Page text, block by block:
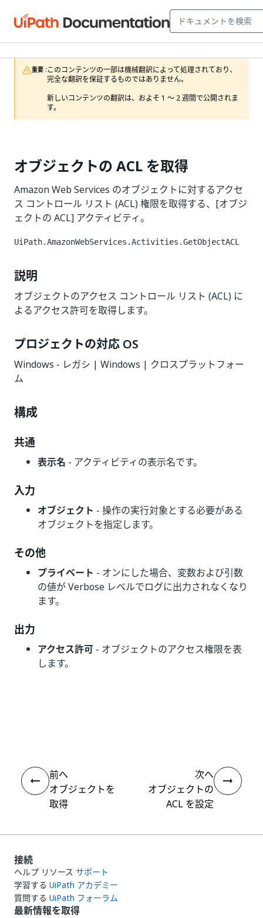
重要 :このコンテンツの一部は機械翻訳によって処理されており、
完全な翻訳を保証するものではありません。
新しいコンテンツの翻訳は、およそ 1 ～ 2 週間で公開されま
す。
オブジェクトの ACL を取得
Amazon Web Services のオブジェクトに対するアクセ
ス コントロール リスト (ACL) 権限を取得する、[オブジ
ェクトの ACL] アクティビティ。
UiPath.AmazonWebServices.Activities.GetObjectACL
説明
オブジェクトのアクセス コントロール リスト (ACL) に
よるアクセス許可を取得します。
プロジェクトの対応 OS
Windows - レガシ | Windows | クロスプラットフォー
ム
構成
共通
表示名 - アクティビティの表示名です。
入力
オブジェクト - 操作の実行対象とする必要がある
オブジェクトを指定します。
その他
プライベート - オンにした場合、変数および引数
の値が Verbose レベルでログに出力されなくなり
ます。
出力
アクセス許可 - オブジェクトのアクセス権限を表
します。
前へ
オブジェクトを
取得
次へ
オブジェクトの
ACL を設定
接続
ヘルプ リソース サポート
学習する UiPath アカデミー
質問する UiPath フォーラム
最新情報を取得